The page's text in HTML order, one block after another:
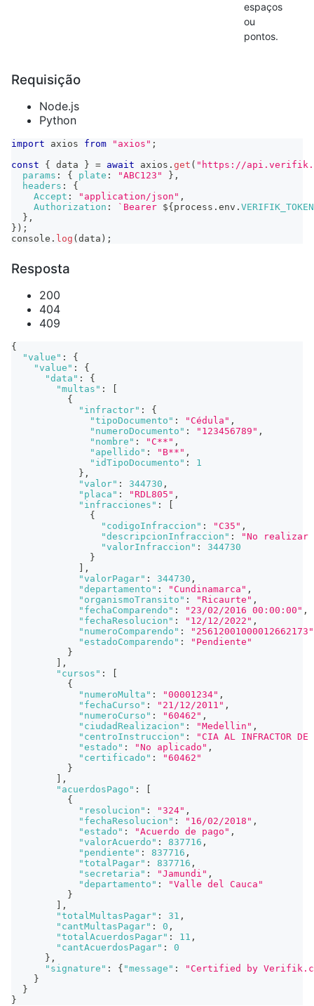
espaços
ou
pontos.
Requisição
Node.js
Python
import axios from "axios" ;
const
{ data } = await axios . get ( "https://
params : { plate : "ABC123" } ,
headers :
{
Accept : "application/json" ,
Authorization : ` Bearer ${ process . env . VERIFIK_TOKEN
} ,
} ) ;
console . log ( data ) ;
Resposta
200
404
409
{
"value" :
{
"value" :
{
"data" :
{
"multas" :
{
"infractor" :
{
"tipoDocumento" : "Cédula" ,
"numeroDocumento" : "123456789" ,
"nombre" : "C**" ,
"apellido" : "B**" ,
"idTipoDocumento" :
1
} ,
"valor" : 344730 ,
"placa" : "RDL805" ,
"infracciones" :
{
"codigoInfraccion" : "C35" ,
"descripcionInfraccion" :
"No realizar
"valorInfraccion" :
344730
}
,
"valorPagar" : 344730 ,
"departamento" : "Cundinamarca" ,
"organismoTransito" : "Ricaurte" ,
"fechaComparendo" : "23/02/2016 00:00:00" ,
"fechaResolucion" : "12/12/2022" ,
"numeroComparendo" :
"25612001000012662173"
"estadoComparendo" :
"Pendiente"
}
,
"cursos" :
{
"numeroMulta" : "00001234" ,
"fechaCurso" : "21/12/2011" ,
"numeroCurso" : "60462" ,
"ciudadRealizacion" : "Medellin" ,
"centroInstruccion" :
"CIA AL INFRACTOR DE
"estado" : "No aplicado" ,
"certificado" :
"60462"
}
,
"acuerdosPago" :
{
"resolucion" : "324" ,
"fechaResolucion" : "16/02/2018" ,
"estado" : "Acuerdo de pago" ,
"valorAcuerdo" : 837716 ,
"pendiente" : 837716 ,
"totalPagar" : 837716 ,
"secretaria" : "Jamundi" ,
"departamento" :
"Valle del Cauca"
}
,
"totalMultasPagar" : 31 ,
"cantMultasPagar" : 0 ,
"totalAcuerdosPagar" : 11 ,
"cantAcuerdosPagar" :
0
} ,
"signature" : { "message" :
"Certified by
}
}
}